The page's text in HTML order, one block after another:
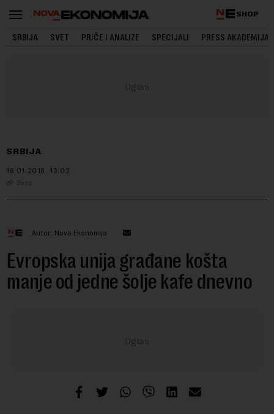
SHOP
SRBIJA SVET PRIČE I ANALIZE SPECIJALI PRESS AKADEMIJA
SRBIJA
16.01.2018. 13:02
Beta
Autor: Nova Ekonomija
Evropska unija građane košta
manje od jedne šolje kafe dnevno